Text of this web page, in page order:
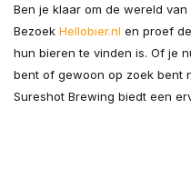
Ben je klaar om de wereld
Bezoek Hellobier.nl en proef
hun bieren te vinden is. Of je
bent of gewoon op zoek bent
Sureshot Brewing biedt een